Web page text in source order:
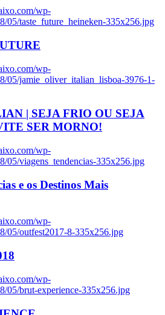
wp-
05/taste_future_heineken-335x256.jpg
wp-
05/jamie_oliver_italian_lisboa-3976-1-
| SEJA FRIO OU SEJA
SER MORNO!
wp-
05/viagens_tendencias-335x256.jpg
e os Destinos Mais
wp-
05/outfest2017-8-335x256.jpg
wp-
05/brut-experience-335x256.jpg